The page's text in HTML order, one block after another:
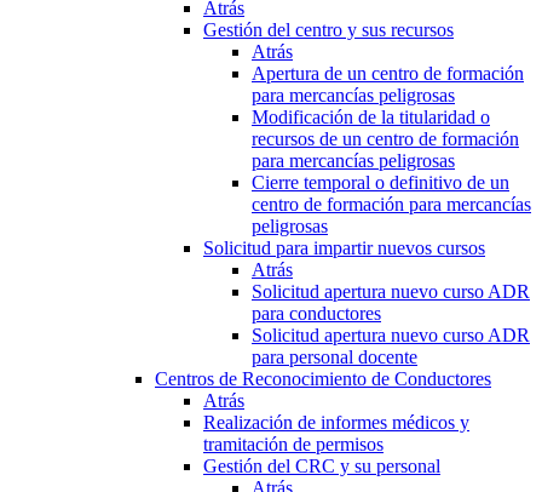
Atrás
Gestión del centro y sus recursos
Atrás
Apertura de un centro de formación
para mercancías peligrosas
Modificación de la titularidad o
recursos de un centro de formación
para mercancías peligrosas
Cierre temporal o definitivo de un
centro de formación para mercancías
peligrosas
Solicitud para impartir nuevos cursos
Atrás
Solicitud apertura nuevo curso ADR
para conductores
Solicitud apertura nuevo curso ADR
para personal docente
Centros de Reconocimiento de Conductores
Atrás
Realización de informes médicos y
tramitación de permisos
Gestión del CRC y su personal